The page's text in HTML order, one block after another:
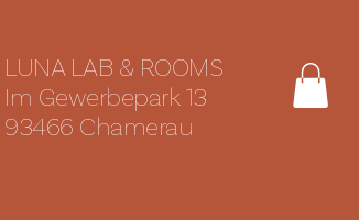
LUNA LAB & ROOMS
Im Gewerbepark 13
93466 Chamerau